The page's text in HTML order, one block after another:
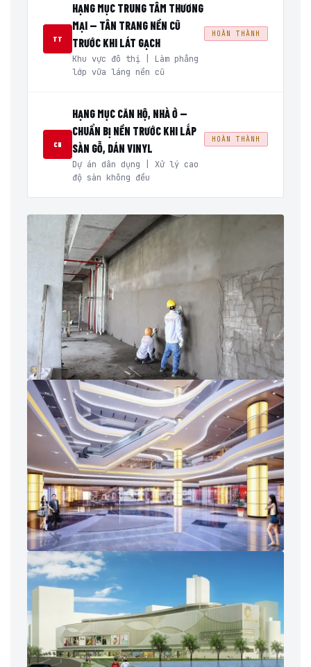
TT
HẠNG MỤC TRUNG TÂM THƯƠNG
MẠI — TÂN TRANG NỀN CŨ
TRƯỚC KHI LÁT GẠCH
Khu vực đô thị | Làm phẳng
lớp vữa láng nền cũ
HOÀN THÀNH
CH
HẠNG MỤC CĂN HỘ, NHÀ Ở —
CHUẨN BỊ NỀN TRƯỚC KHI LẮP
SÀN GỖ, DÁN VINYL
Dự án dân dụng | Xử lý cao
độ sàn không đều
HOÀN THÀNH